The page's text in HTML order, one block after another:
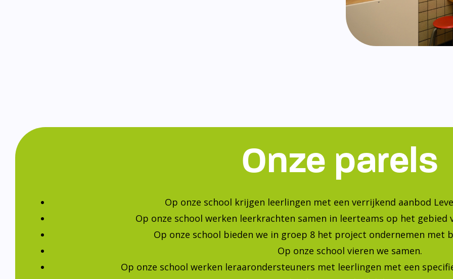
Bekijk onze foto's op
Blijf op de hoogte van de laatste ontwikkelingen!